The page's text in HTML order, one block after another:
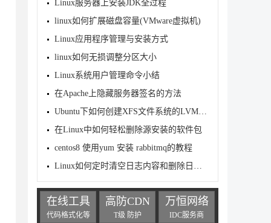
Linux服务器上安装JDK全过程
linux如何扩展磁盘容量(VMware虚拟机)
Linux应用程序管理与安装方式
linux如何无损调整分区大小
Linux系统用户管理命令小结
在Apache上隐藏服务器签名的方法
Ubuntu下如何创建XFS文件系统的LVM详解
在Linux中如何轻松删除源安装的软件包
centos8 使用yum 安装 rabbitmq的教程
Linux如何定时清空日志内容和删除日志文件
在线工具
代码格式化等
高防CDN
T级 防护
万恒网络
IDC服务商